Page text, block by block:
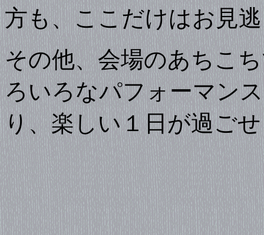
方も、ここだけはお見
その他、会場のあちこ
ろいろなパフォーマン
り、楽しい１日が過ご